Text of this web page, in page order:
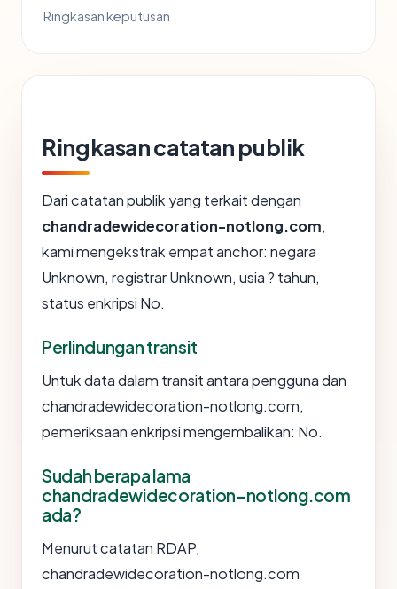
Ringkasan keputusan
Ringkasan catatan publik
Dari catatan publik yang terkait dengan
chandradewidecoration-notlong.com,
kami mengekstrak empat anchor: negara
Unknown, registrar Unknown, usia ? tahun,
status enkripsi No.
Perlindungan transit
Untuk data dalam transit antara pengguna dan
chandradewidecoration-notlong.com,
pemeriksaan enkripsi mengembalikan: No.
Sudah berapa lama
chandradewidecoration-notlong.com
ada?
Menurut catatan RDAP,
chandradewidecoration-notlong.com